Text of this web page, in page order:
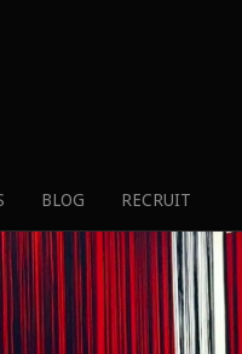
BLOG RECRUIT